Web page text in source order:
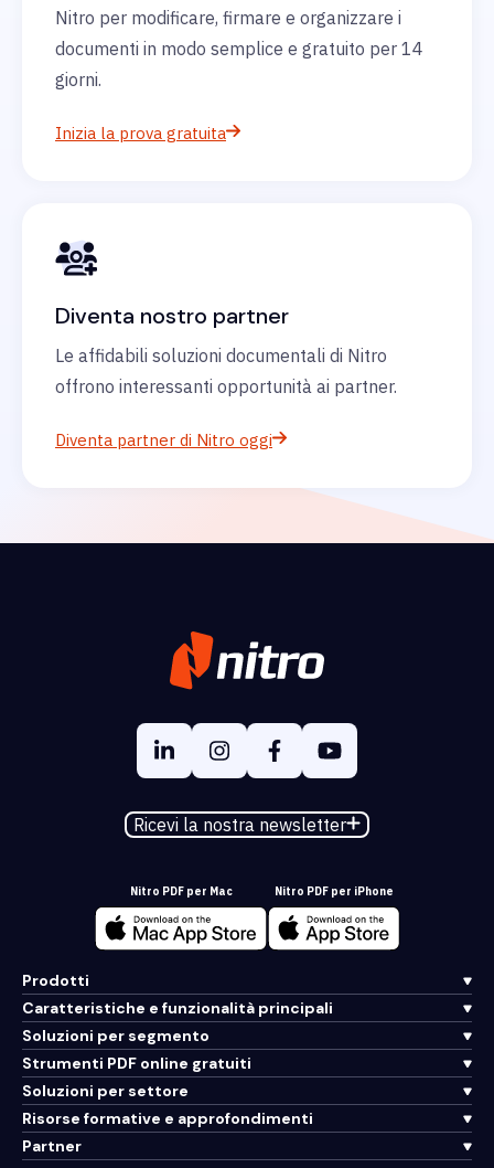
Nitro per modificare, firmare e organizzare i
documenti in modo semplice e gratuito per 14
giorni.
Inizia la prova gratuita
Diventa nostro partner
Le affidabili soluzioni documentali di Nitro
offrono interessanti opportunità ai partner.
Diventa partner di Nitro oggi
Ricevi la nostra newsletter
Nitro PDF per Mac Nitro PDF per iPhone
Prodotti
Caratteristiche e funzionalità principali
Soluzioni per segmento
Strumenti PDF online gratuiti
Soluzioni per settore
Risorse formative e approfondimenti
Partner